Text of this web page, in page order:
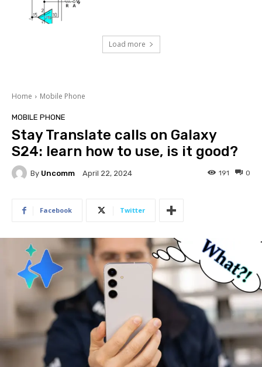
Load more